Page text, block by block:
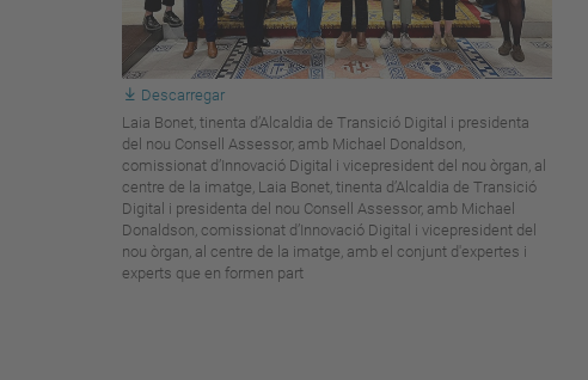
Descarregar
Laia Bonet, tinenta d’Alcaldia de Transició Digital i presidenta
del nou Consell Assessor, amb Michael Donaldson,
comissionat d’Innovació Digital i vicepresident del nou òrgan, al
centre de la imatge, Laia Bonet, tinenta d’Alcaldia de Transició
Digital i presidenta del nou Consell Assessor, amb Michael
Donaldson, comissionat d’Innovació Digital i vicepresident del
nou òrgan, al centre de la imatge, amb el conjunt d'expertes i
experts que en formen part